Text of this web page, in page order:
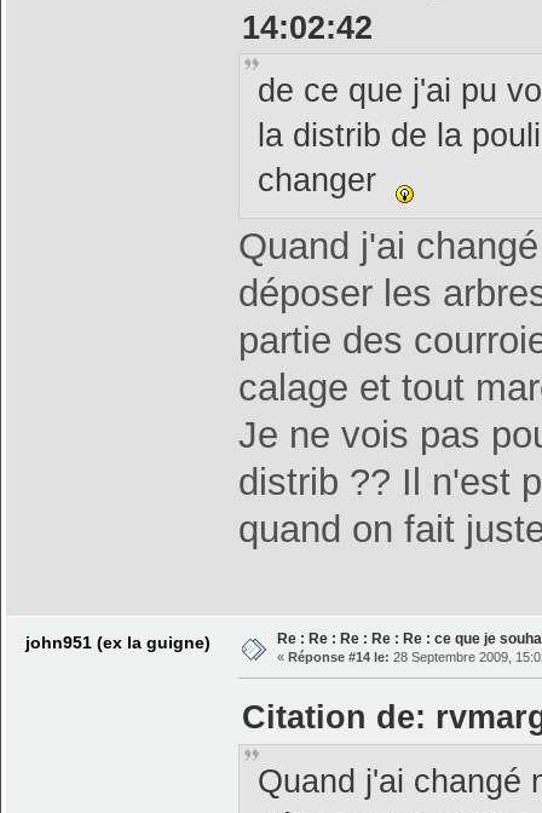
14:02:42
de ce que j'ai pu
la distrib de la
changer
Quand j'ai
déposer les
partie des
calage et tout
Je ne vois pas
distrib ?? Il n'est
quand on fait
john951 (ex la guigne) Re : Re : Re : Re : Re : ce que je
« Réponse #14 le: 28 Septembre 2009,
Citation de:
Quand j'ai changé